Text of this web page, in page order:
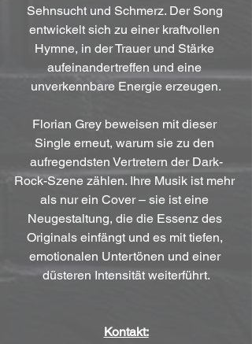
Sehnsucht und Schmerz. Der Song
entwickelt sich zu einer kraftvollen
Hymne, in der Trauer und Stärke
aufeinandertreffen und eine
unverkennbare Energie erzeugen.
Florian Grey beweisen mit dieser
Single erneut, warum sie zu den
aufregendsten Vertretern der Dark-
Rock-Szene zählen. Ihre Musik ist mehr
als nur ein Cover – sie ist eine
Neugestaltung, die die Essenz des
Originals einfängt und es mit tiefen,
emotionalen Untertönen und einer
düsteren Intensität weiterführt.
Kontakt: